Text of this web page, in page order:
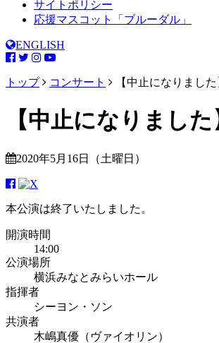
サイトポリシー
応援マスコット「ブルーダル」
ENGLISH
トップ コンサート 【中止になりまし
【中止になりまし
2020年5月16日（土曜日）
本公演は終了いたしました。
開演時間
14:00
公演場所
横浜みなとみらいホール
指揮者
シーヨン・ソン
共演者
木嶋真優（ヴァイオリン）